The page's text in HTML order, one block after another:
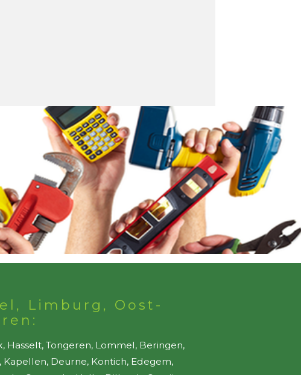
Limburg, Oost-
Hasselt, Tongeren, Lommel, Beringen,
Deurne, Kontich, Edegem,